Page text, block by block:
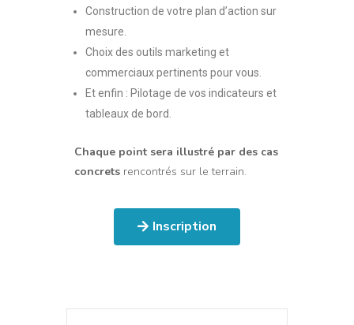
Construction de votre plan d’action sur
mesure.
Choix des outils marketing et
commerciaux pertinents pour vous.
Et enfin : Pilotage de vos indicateurs et
tableaux de bord.
Chaque point sera illustré par des cas
concrets rencontrés sur le terrain.
Inscription